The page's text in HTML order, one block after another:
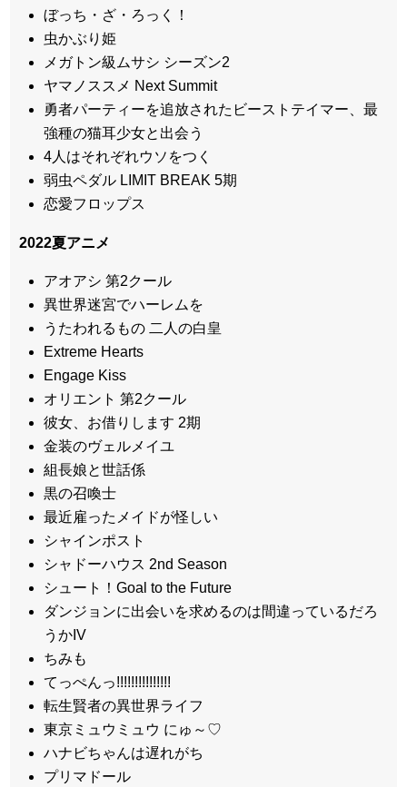
ぼっち・ざ・ろっく！
虫かぶり姫
メガトン級ムサシ シーズン2
ヤマノススメ Next Summit
勇者パーティーを追放されたビーストテイマー、最
強種の猫耳少女と出会う
4人はそれぞれウソをつく
弱虫ペダル LIMIT BREAK 5期
恋愛フロップス
2022夏アニメ
アオアシ 第2クール
異世界迷宮でハーレムを
うたわれるもの 二人の白皇
Extreme Hearts
Engage Kiss
オリエント 第2クール
彼女、お借りします 2期
金装のヴェルメイユ
組長娘と世話係
黒の召喚士
最近雇ったメイドが怪しい
シャインポスト
シャドーハウス 2nd Season
シュート！Goal to the Future
ダンジョンに出会いを求めるのは間違っているだろ
うかIV
ちみも
てっぺんっ!!!!!!!!!!!!!!!
転生賢者の異世界ライフ
東京ミュウミュウ にゅ～♡
ハナビちゃんは遅れがち
プリマドール